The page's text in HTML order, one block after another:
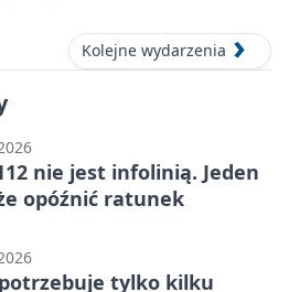
Kolejne wydarzenia
nie jest infolinią. Jeden
opóźnić ratunek
potrzebuje tylko kilku